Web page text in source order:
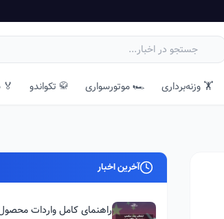
🏋️ وزنه‌برداری 🏎️ موتورسواری 🥋 تکواندو
آخرین اخبار
راهنمای کامل واردات